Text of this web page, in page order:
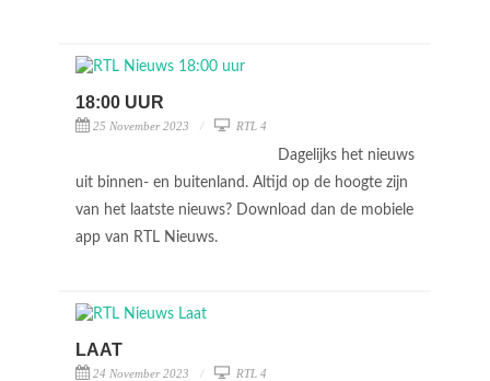
18:00 UUR
25 November 2023 RTL 4
Dagelijks het nieuws
uit binnen- en buitenland. Altijd op de hoogte zijn
van het laatste nieuws? Download dan de mobiele
app van RTL Nieuws.
LAAT
24 November 2023 RTL 4